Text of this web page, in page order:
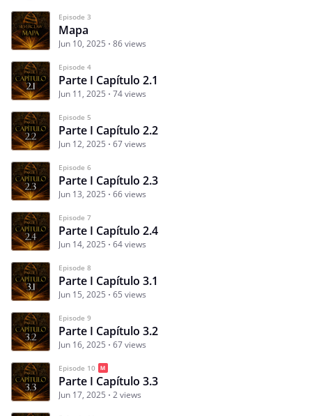
Episode 3
Mapa
Jun 10, 2025 86 views
Episode 4
Parte I Capítulo 2.1
Jun 11, 2025 74 views
Episode 5
Parte I Capítulo 2.2
Jun 12, 2025 67 views
Episode 6
Parte I Capítulo 2.3
Jun 13, 2025 66 views
Episode 7
Parte I Capítulo 2.4
Jun 14, 2025 64 views
Episode 8
Parte I Capítulo 3.1
Jun 15, 2025 65 views
Episode 9
Parte I Capítulo 3.2
Jun 16, 2025 67 views
Episode 10
Parte I Capítulo 3.3
Jun 17, 2025 2 views